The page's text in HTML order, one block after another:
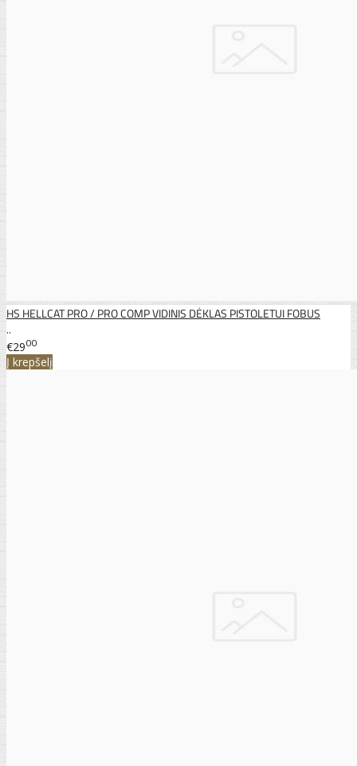
HS HELLCAT PRO / PRO COMP VIDINIS DĖKLAS PISTOLETUI FOBUS
..
€2900
Į krepšelį